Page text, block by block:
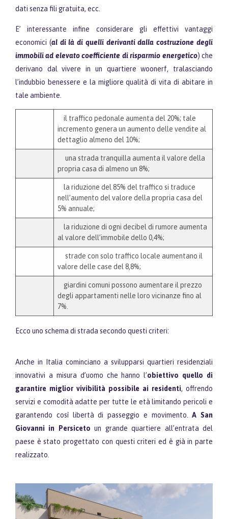
dati senza fili gratuita, ecc.
E’ interessante infine considerare gli effettivi vantaggi
economici (al di là di quelli derivanti dalla costruzione degli
immobili ad elevato coefficiente di risparmio energetico) che
derivano dal vivere in un quartiere woonerf, tralasciando
l’indubbio benessere e la migliore qualità di vita di abitare in
tale ambiente.
il traffico pedonale aumenta del 20%; tale
incremento genera un aumento delle vendite al
dettaglio almeno del 10%;
una strada tranquilla aumenta il valore della
propria casa di almeno un 8%;
la riduzione del 85% del traffico si traduce
nell’aumento del valore della propria casa del
5% annuale;
la riduzione di ogni decibel di rumore aumenta
al valore dell’immobile dello 0,4%;
strade con solo traffico locale aumentano il
valore delle case del 8,8%;
giardini comuni possono aumentare il prezzo
degli appartamenti nelle loro vicinanze fino al
7%.
Ecco uno schema di strada secondo questi criteri:
Anche in Italia cominciano a svilupparsi quartieri residenziali
innovativi a misura d’uomo che hanno l’obiettivo quello di
garantire miglior vivibilità possibile ai residenti, offrendo
servizi e comodità adatte per tutte le età limitando pericoli e
garantendo così libertà di passeggio e movimento.A San
Giovanni in Persiceto un grande quartiere all’entrata del
paese è stato progettato con questi criteri ed è già in parte
realizzato.